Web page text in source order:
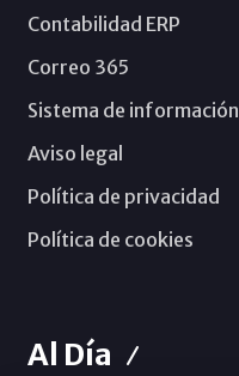
Contabilidad ERP
Correo 365
Sistema de información
Aviso legal
Política de privacidad
Política de cookies
Al Día